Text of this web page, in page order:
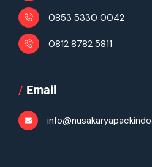
0853 5330 0042
0812 8782 5811
/ Email